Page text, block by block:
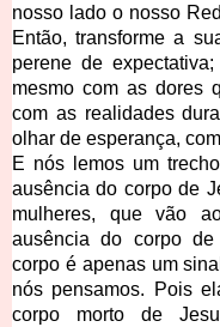
nosso lado o nosso
Então, transforme a
perene de
mesmo com as dores
com as realidades
olhar de esperança,
E nós lemos um
ausência do corpo de
mulheres, que vão
ausência do corpo
corpo é apenas um
nós pensamos. Pois
corpo morto de